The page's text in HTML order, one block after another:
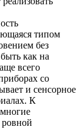
типом
без
как на
всего
со
и сенсорное
К
ровной